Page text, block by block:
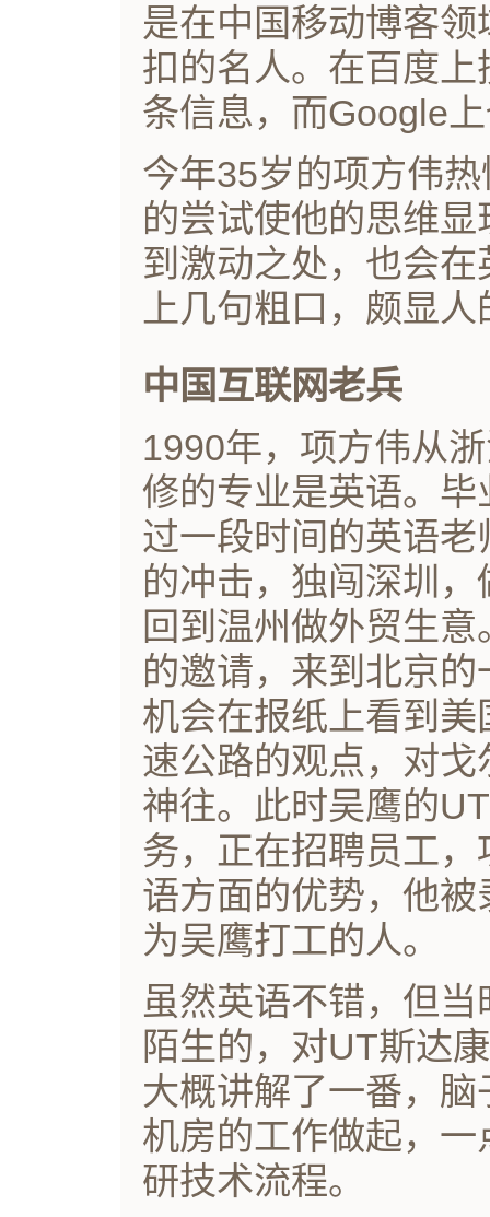
是在中国移动博客
扣的名人。在百度上
条信息，而Google
今年35岁的项方伟
的尝试使他的思维
到激动之处，也会
上几句粗口，颇显
中国互联网老兵
1990年，项方伟从
修的专业是英语。
过一段时间的英语
的冲击，独闯深圳
回到温州做外贸生
的邀请，来到北京
机会在报纸上看到
速公路的观点，对
神往。此时吴鹰的
务，正在招聘员工
语方面的优势，他
为吴鹰打工的人。
虽然英语不错，但
陌生的，对UT斯达
大概讲解了一番，
机房的工作做起，
研技术流程。